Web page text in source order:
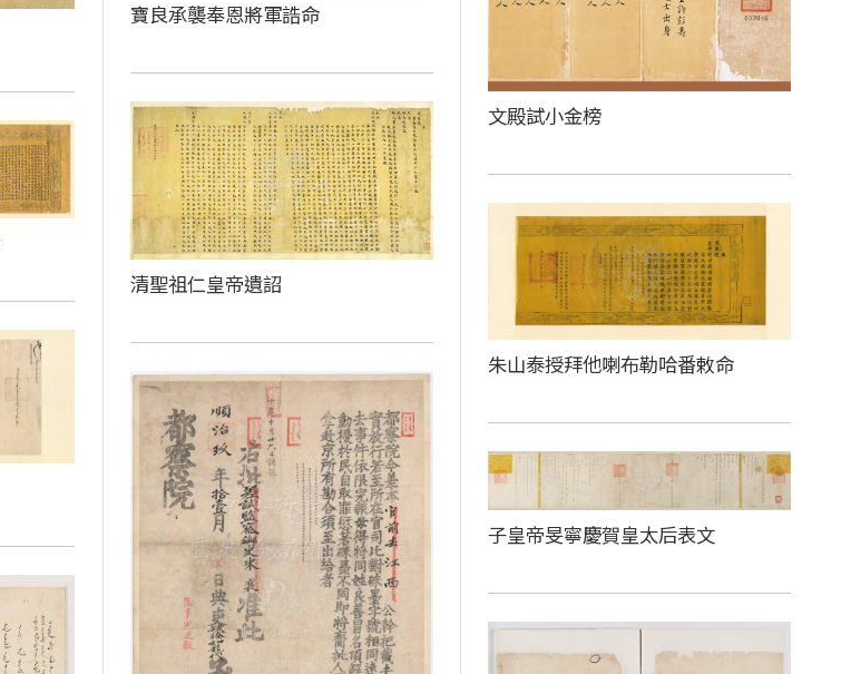
文殿試小金榜
寶良承襲奉恩將軍誥命
清聖祖仁皇帝遺詔
朱山泰授拜他喇布勒哈番敕命
子皇帝旻寧慶賀皇太后表文